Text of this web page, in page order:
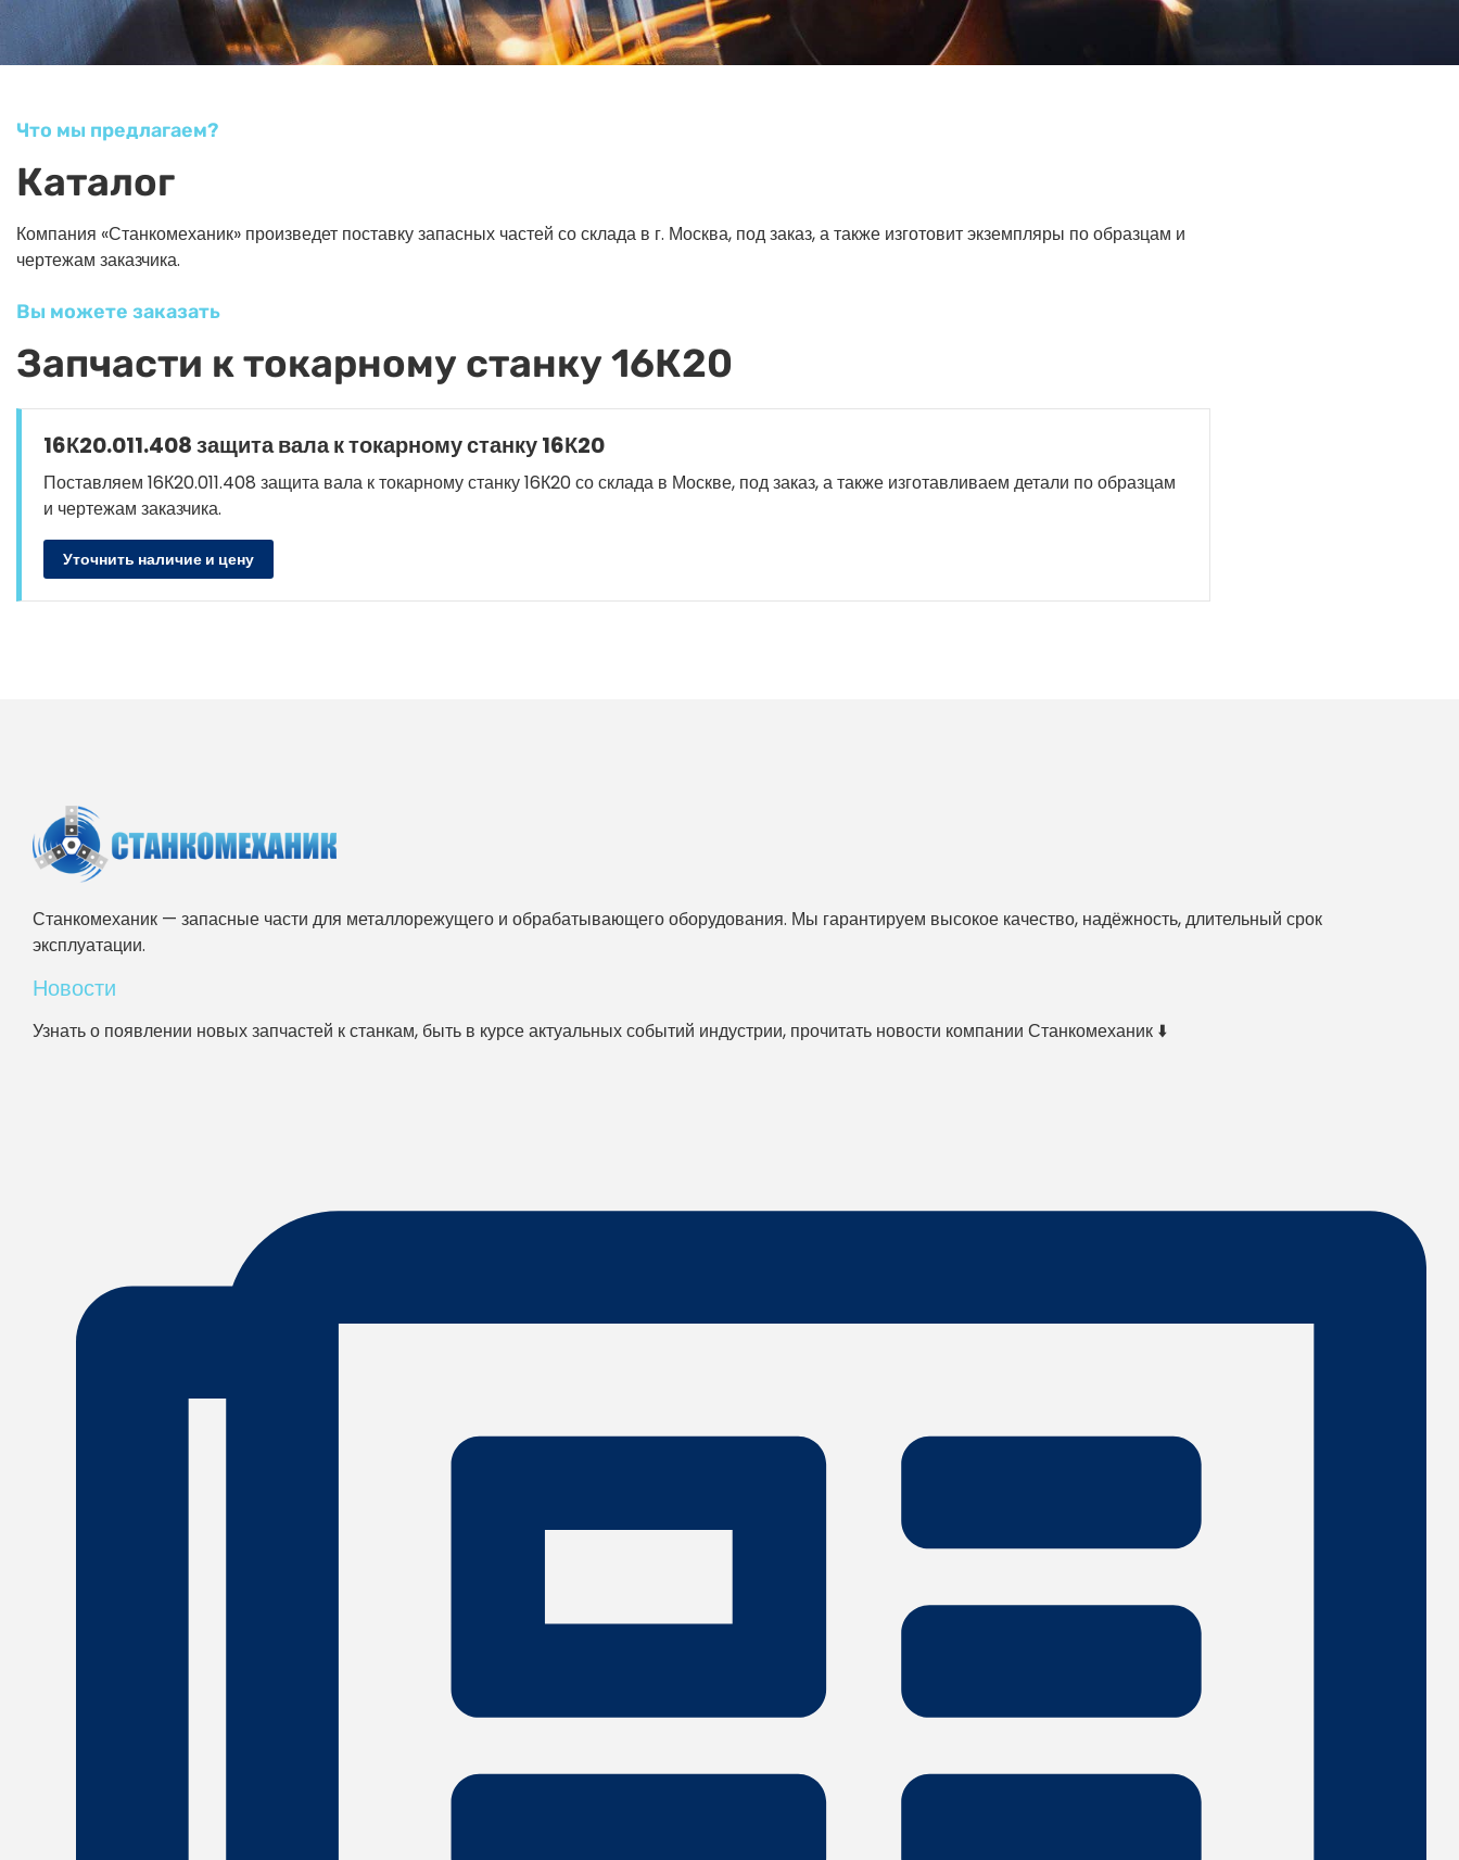
Что мы предлагаем?
Каталог
Компания «Станкомеханик» произведет поставку запасных частей со склада в г. Москва, под заказ, а также изготовит экземпляры по образцам и
чертежам заказчика.
Вы можете заказать
Запчасти к токарному станку 16К20
16К20.011.408 защита вала к токарному станку 16К20
Поставляем 16К20.011.408 защита вала к токарному станку 16К20 со склада в Москве, под заказ, а также изготавливаем детали по образцам
и чертежам заказчика.
Уточнить наличие и цену
Станкомеханик — запасные части для металлорежущего и обрабатывающего оборудования. Мы гарантируем высокое качество, надёжность, длительный срок
эксплуатации.
Новости
Узнать о появлении новых запчастей к станкам, быть в курсе актуальных событий индустрии, прочитать новости компании Станкомеханик ⬇️